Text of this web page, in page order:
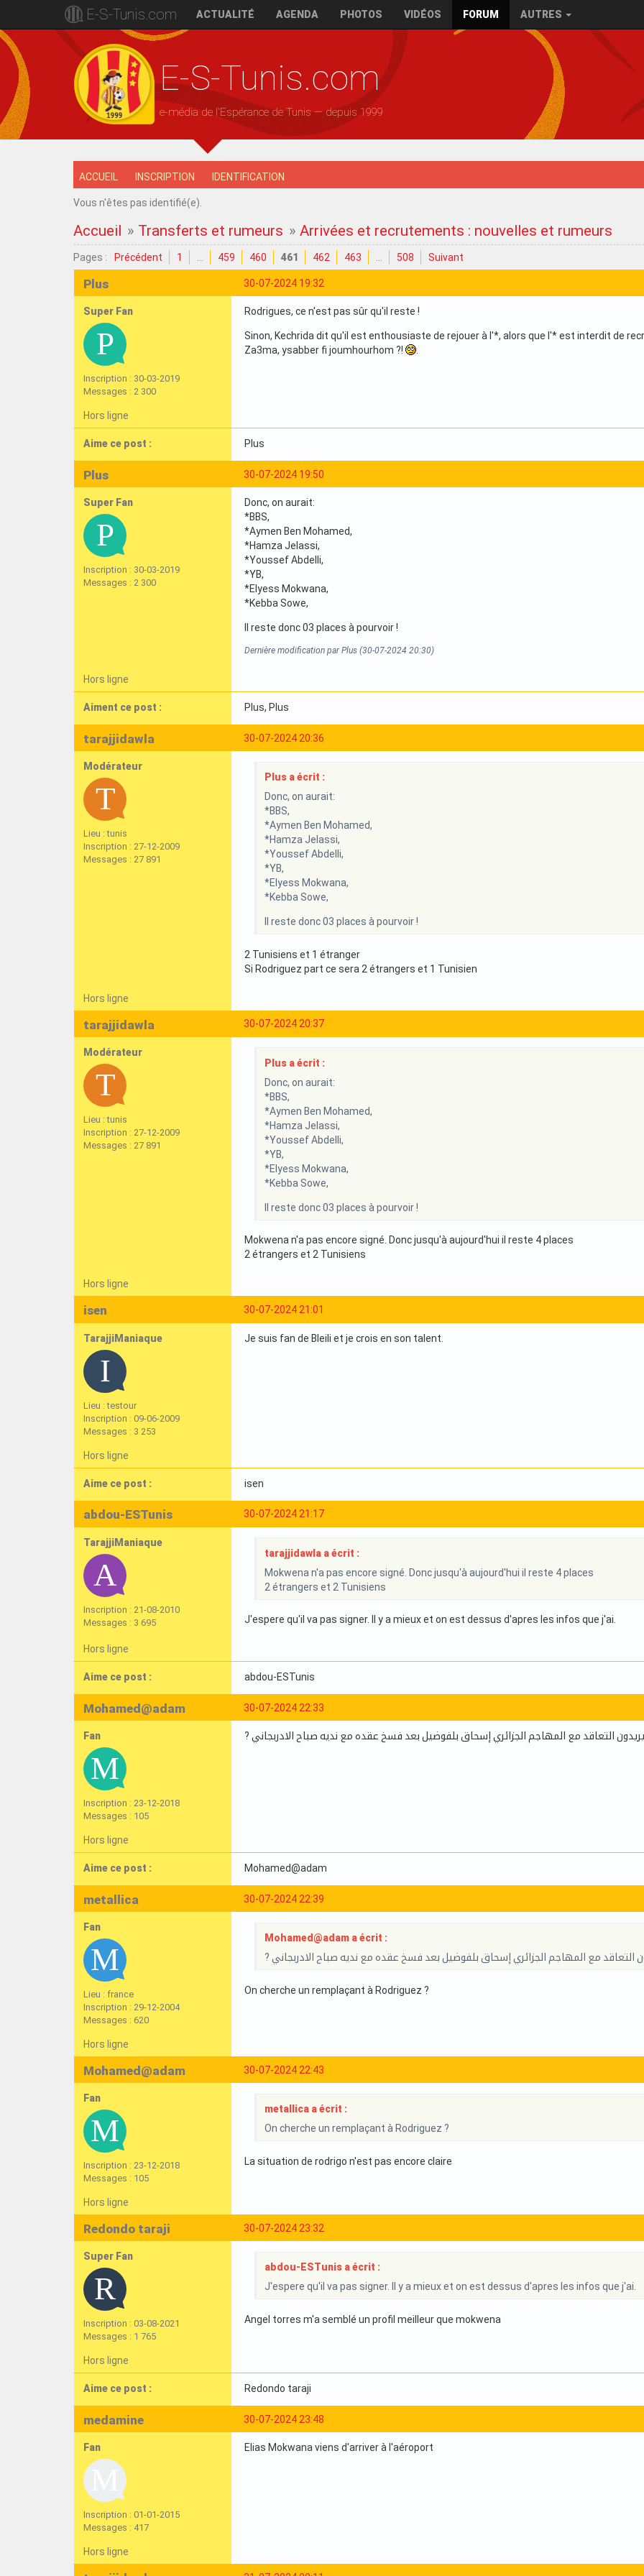
E-S-Tunis.com ACTUALITÉ AGENDA PHOTOS VIDÉOS FORUM AUTRES
E-S-Tunis.com
e-média de l'Espérance de Tunis — depuis 1999
ACCUEIL INSCRIPTION IDENTIFICATION
Vous n'êtes pas identifié(e).
Accueil » Transferts et rumeurs »Arrivées et recrutements : nouvelles et rumeurs
Pages : Précédent 1 459 460 461 462 463 508 Suivant
30-07-2024 19:32
Plus
Super Fan
Inscription : 30-03-2019
Messages : 2 300
Rodrigues, ce n'est pas sûr qu'il reste !
Sinon, Kechrida dit qu'il est enthousiaste de rejouer à l'*, alors que l'* est interdit de
Za3ma, ysabber fi joumhourhom ?!
.
Hors ligne
Aime ce post : Plus
30-07-2024 19:50
Plus
Super Fan
Inscription : 30-03-2019
Messages : 2 300
Donc, on aurait:
*BBS,
*Aymen Ben Mohamed,
*Hamza Jelassi,
*Youssef Abdelli,
*YB,
*Elyess Mokwana,
*Kebba Sowe,
Il reste donc 03 places à pourvoir !
Dernière modification par Plus (30-07-2024 20:30)
Hors ligne
Aiment ce post : Plus, Plus
30-07-2024 20:36
tarajjidawla
Modérateur
Lieu : tunis
Inscription : 27-12-2009
Messages : 27 891
Plus a écrit :
Donc, on aurait:
*BBS,
*Aymen Ben Mohamed,
*Hamza Jelassi,
*Youssef Abdelli,
*YB,
*Elyess Mokwana,
*Kebba Sowe,
Il reste donc 03 places à pourvoir !
2 Tunisiens et 1 étranger
Si Rodriguez part ce sera 2 étrangers et 1 Tunisien
Hors ligne
30-07-2024 20:37
tarajjidawla
Modérateur
Lieu : tunis
Inscription : 27-12-2009
Messages : 27 891
Plus a écrit :
Donc, on aurait:
*BBS,
*Aymen Ben Mohamed,
*Hamza Jelassi,
*Youssef Abdelli,
*YB,
*Elyess Mokwana,
*Kebba Sowe,
Il reste donc 03 places à pourvoir !
Mokwena n'a pas encore signé. Donc jusqu'à aujourd'hui il reste 4 places
2 étrangers et 2 Tunisiens
Hors ligne
30-07-2024 21:01
isen
TarajjiManiaque
Lieu : testour
Inscription : 09-06-2009
Messages : 3 253
Je suis fan de Bleili et je crois en son talent.
Hors ligne
Aime ce post : isen
30-07-2024 21:17
abdou-ESTunis
TarajjiManiaque
Inscription : 21-08-2010
Messages : 3 695
tarajjidawla a écrit :
Mokwena n'a pas encore signé. Donc jusqu'à aujourd'hui il reste 4 places
2 étrangers et 2 Tunisiens
J'espere qu'il va pas signer. Il y a mieux et on est dessus d'apres les infos que j'ai.
Hors ligne
Aime ce post : abdou-ESTunis
30-07-2024 22:33
Mohamed@adam
Fan
Inscription : 23-12-2018
Messages : 105
يريدون التعاقد مع المهاجم الجزائري إسحاق بلفوضيل بعد فسخ عقده مع نديه صباح الادربجاني
Hors ligne
Aime ce post : Mohamed@adam
30-07-2024 22:39
metallica
Fan
Lieu : france
Inscription : 29-12-2004
Messages : 620
Mohamed@adam a écrit :
التعاقد مع المهاجم الجزائري إسحاق بلفوضيل بعد فسخ عقده مع نديه صباح الادربجاني
On cherche un remplaçant à Rodriguez ?
Hors ligne
30-07-2024 22:43
Mohamed@adam
Fan
Inscription : 23-12-2018
Messages : 105
metallica a écrit :
On cherche un remplaçant à Rodriguez ?
La situation de rodrigo n'est pas encore claire
Hors ligne
30-07-2024 23:32
Redondo taraji
Super Fan
Inscription : 03-08-2021
Messages : 1 765
abdou-ESTunis a écrit :
J'espere qu'il va pas signer. Il y a mieux et on est dessus d'apres les infos que j'ai.
Angel torres m'a semblé un profil meilleur que mokwena
Hors ligne
Aime ce post : Redondo taraji
30-07-2024 23:48
medamine
Fan
Inscription : 01-01-2015
Messages : 417
Elias Mokwana viens d'arriver à l'aéroport
Hors ligne